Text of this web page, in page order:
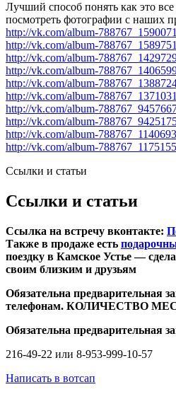
Лучший способ понять как это
посмотреть фотографии с наших
http://vk.com/album-
http://vk.com/album-
http://vk.com/album-
http://vk.com/album-
http://vk.com/album-
http://vk.com/album-
http://vk.com/album-
http://vk.com/album-
http://vk.com/album-
http://vk.com/album-
Ссылки и статьи
Ссылки и статьи
Ссылка на встречу вконтакте:
Также в продаже есть
поездку в Камское Устье —
своим близким и друзьям
Обязательна предварительная
телефонам. КОЛИЧЕСТВО
Обязательна предварительная
216-49-22 или 8-953-999-10-57
Написать в вотсап